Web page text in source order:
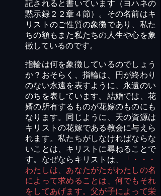
記されると書いています（ヨハネの
黙示録２２章４節）。その名前はキ
リストのご性質の象徴であり、私た
ちの額もまた私たちの人生や心を象
徴しているのです。
指輪は何を象徴しているのでしょう
か？おそらく、指輪は、円が終わり
のない永遠を表すように、永遠のい
のちを表しています。結婚では、花
婿の所有するものが花嫁のものにも
なります。同じように、天の資源は
キリストの花嫁である教会に与えら
れます。私たちがしなければならな
いことは、キリストに尋ねることで
す。なぜならキリストは、
「・・・
わたしは、あなたがたがわたしの名
によって求めることは、何でもそれ
をしてあげます。父が子によって栄